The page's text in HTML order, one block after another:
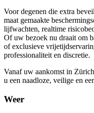
Voor degenen die extra
maat gemaakte
lijfwachten, realtime
Of uw bezoek nu draait om
of exclusieve
professionaliteit en discretie.
Vanaf uw aankomst in
u een naadloze, veilige en
Weer